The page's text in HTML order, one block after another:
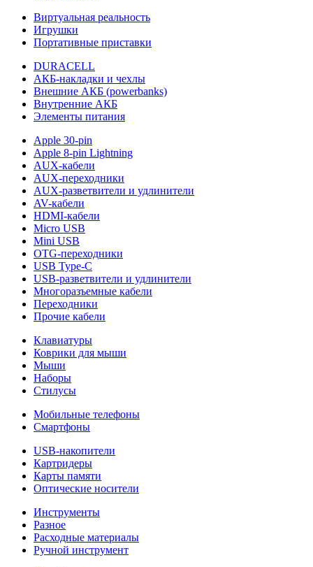
Виртуальная реальность
Игрушки
Портативные приставки
DURACELL
АКБ-накладки и чехлы
Внешние АКБ (powerbanks)
Внутренние АКБ
Элементы питания
Apple 30-pin
Apple 8-pin Lightning
AUX-кабели
AUX-переходники
AUX-разветвители и удлинители
AV-кабели
HDMI-кабели
Micro USB
Mini USB
OTG-переходники
USB Type-C
USB-разветвители и удлинители
Многоразъемные кабели
Переходники
Прочие кабели
Клавиатуры
Коврики для мыши
Мыши
Наборы
Стилусы
Мобильные телефоны
Смартфоны
USB-накопители
Картридеры
Карты памяти
Оптические носители
Инструменты
Разное
Расходные материалы
Ручной инструмент